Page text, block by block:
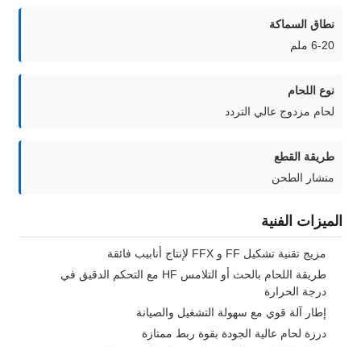
نطاق السماكة
6-20 ملم
نوع اللحام
لحام مزدوج عالي التردد
طريقة القطع
منشار الطحن
الميزات الفنية
مزيج تقنية تشكيل FF و FFX لإنتاج أنابيب فائقة
طريقة اللحام بالحث أو التلامس HF مع التحكم الدقيق في
درجة الحرارة
إطار آلة قوي مع سهولة التشغيل والصيانة
درزة لحام عالية الجودة بقوة ربط ممتازة